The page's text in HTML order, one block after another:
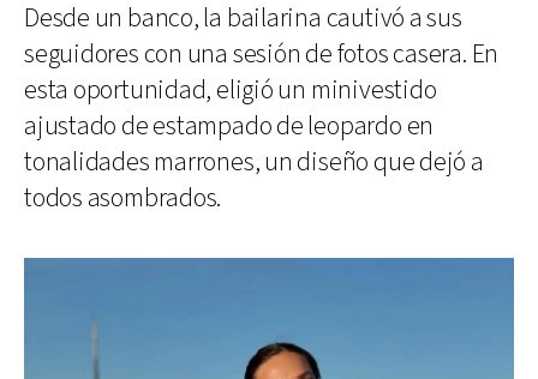
Desde un banco, la bailarina cautivó a sus
seguidores con una sesión de fotos casera. En
esta oportunidad, eligió un minivestido
ajustado de estampado de leopardo en
tonalidades marrones, un diseño que dejó a
todos asombrados.